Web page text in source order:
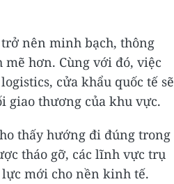
nên minh bạch, thông
hơn. Cùng với đó, việc
cửa khẩu quốc tế sẽ
giao thương của khu vực.
thấy hướng đi đúng trong
tháo gỡ, các lĩnh vực trụ
mới cho nền kinh tế.